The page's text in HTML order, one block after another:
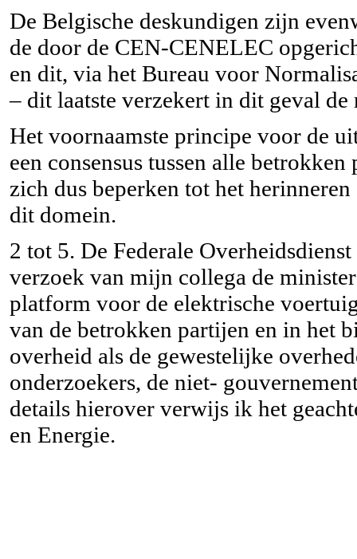
De Belgische deskundigen zijn
de door de CEN-CENELEC
en dit, via het Bureau voor
– dit laatste verzekert in dit geval de
Het voornaamste principe voor de
een consensus tussen alle
zich dus beperken tot het
dit domein.
2 tot 5. De Federale
verzoek van mijn collega de
platform voor de elektrische
van de betrokken partijen en in het
overheid als de gewestelijke
onderzoekers, de niet-
details hierover verwijs ik het
en Energie.